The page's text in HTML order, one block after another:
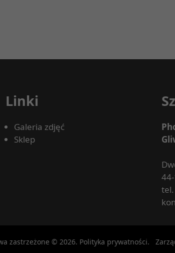
Linki
Galeria zdjęć
Sklep
tel.
zastrzeżone © 2026. Polityka prywatności.